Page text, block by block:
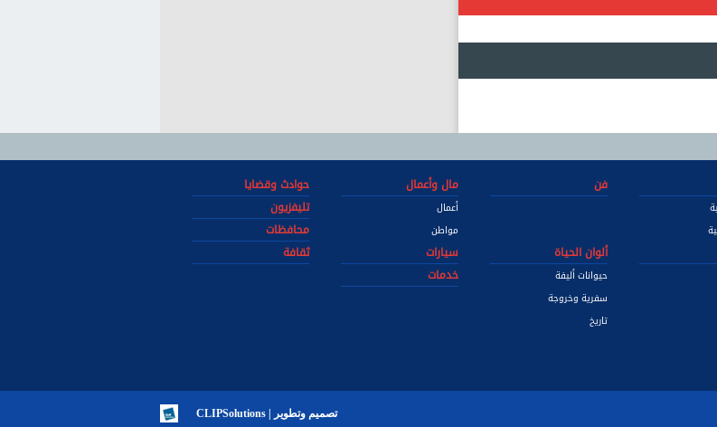
فن مال وأعمال
أعمال
مواطن
حوادث وقضايا
تليفزيون
محافظات
ألوان الحياة
حيوانات أليفة
سفرية وخروجة
تاريخ
سيارات
ثقافة
خدمات
تصميم وتطوير | CLIPSolutions